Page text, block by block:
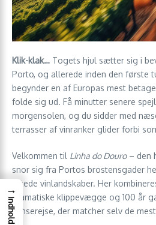
Klik-klak… Togets hjul sætter sig i
Porto, og allerede inden den første
begynder en af Europas mest
folde sig ud. Få minutter senere
morgensolen, og du sidder med
terrasser af vinranker glider forbi
Velkommen til Linha do Douro– den
snor sig fra Portos brostensgader
listede vinlandskaber. Her
dramatiske klippevægge og 100 år
sanserejse, der matcher selv de
→
Indhold